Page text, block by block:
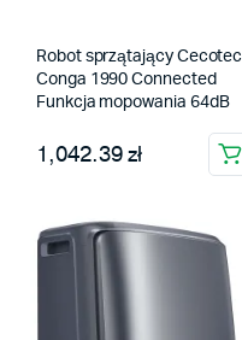
Robot sprzątający Cecotec
Conga 1990 Connected
Funkcja mopowania 64dB
1,042.39 zł